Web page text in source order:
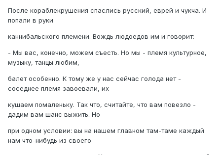
После кораблекрушения спаслись русский, еврей и чукча. И
попали в руки
каннибальского племени. Вождь людоедов им и говорит:
- Мы вас, конечно, можем съесть. Но мы - племя культурное,
музыку, танцы любим,
балет особенно. К тому же у нас сейчас голода нет -
соседнее племя завоевали, их
кушаем помаленьку. Так что, считайте, что вам повезло -
дадим вам шанс выжить. Но
при одном условии: вы на нашем главном там-таме каждый
нам что-нибудь из своего